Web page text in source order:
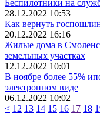
Беспилотники на
28.12.2022 10:53
Как вернуть
20.12.2022 16:16
Жилые дома в
земельных участках
12.12.2022 10:01
В ноябре более 55%
электронном виде
06.12.2022 10:02
< 12 13 14 15 16 17 18